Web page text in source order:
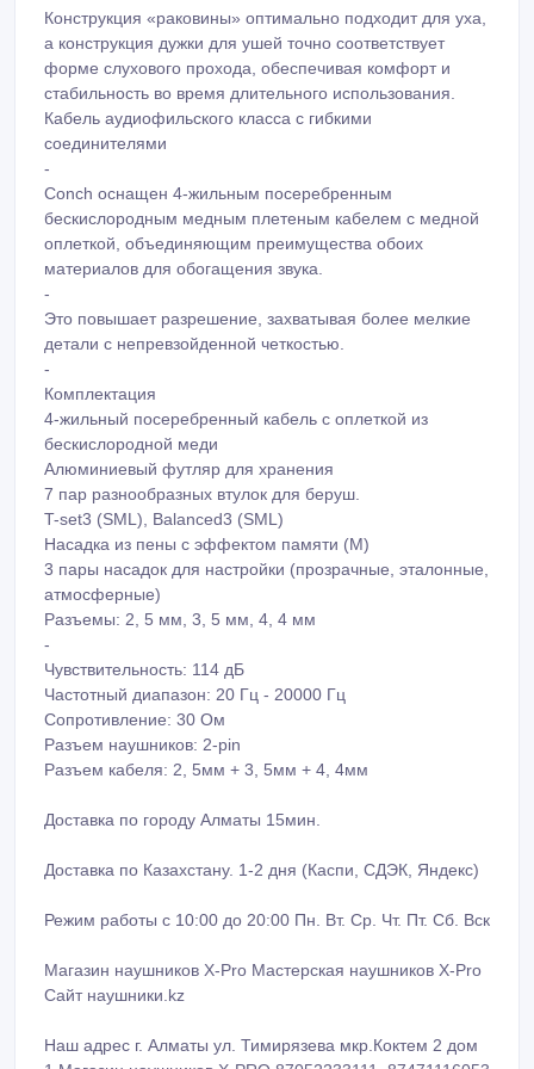
Конструкция «раковины» оптимально подходит для уха,
а конструкция дужки для ушей точно соответствует
форме слухового прохода, обеспечивая комфорт и
стабильность во время длительного использования.
Кабель аудиофильского класса с гибкими
соединителями
-
Conch оснащен 4-жильным посеребренным
бескислородным медным плетеным кабелем с медной
оплеткой, объединяющим преимущества обоих
материалов для обогащения звука.
-
Это повышает разрешение, захватывая более мелкие
детали с непревзойденной четкостью.
-
Комплектация
4-жильный посеребренный кабель с оплеткой из
бескислородной меди
Алюминиевый футляр для хранения
7 пар разнообразных втулок для беруш.
T-set3 (SML), Balanced3 (SML)
Насадка из пены с эффектом памяти (М)
3 пары насадок для настройки (прозрачные, эталонные,
атмосферные)
Разъемы: 2, 5 мм, 3, 5 мм, 4, 4 мм
-
Чувствительность: 114 дБ
Частотный диапазон: 20 Гц - 20000 Гц
Сопротивление: 30 Ом
Разъем наушников: 2-pin
Разъем кабеля: 2, 5мм + 3, 5мм + 4, 4мм
Доставка по городу Алматы 15мин.
Доставка по Казахстану. 1-2 дня (Каспи, СДЭК, Яндекс)
Режим работы с 10:00 до 20:00 Пн. Вт. Ср. Чт. Пт. Сб. Вск
Магазин наушников X-Pro Мастерская наушников X-Pro
Сайт наушники.kz
Наш адрес г. Алматы ул. Тимирязева мкр.Коктем 2 дом